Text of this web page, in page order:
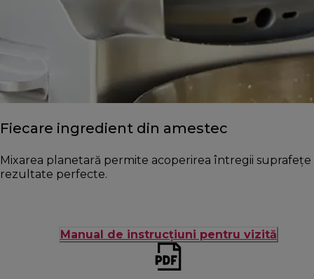
Fiecare ingredient din amestec
Mixarea planetară permite acoperirea întregii
rezultate perfecte.
Manual de instrucțiuni pentru vizită